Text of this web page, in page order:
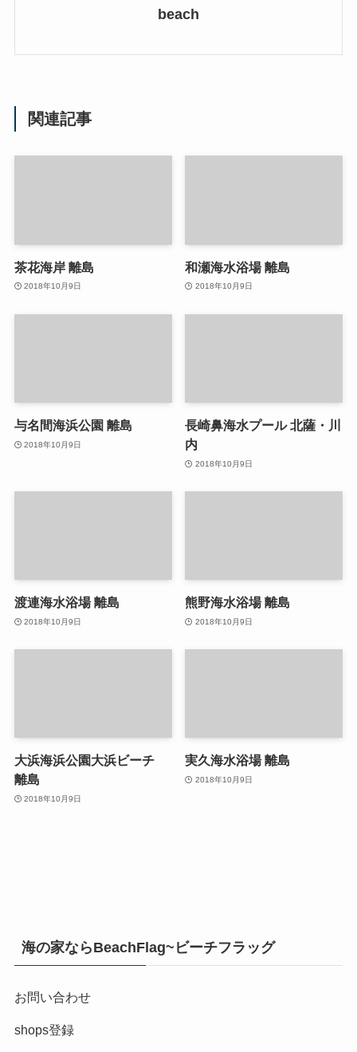
beach
関連記事
茶花海岸 離島
2018年10月9日
和瀬海水浴場 離島
2018年10月9日
与名間海浜公園 離島
2018年10月9日
長崎鼻海水プール 北薩・川
内
2018年10月9日
渡連海水浴場 離島
2018年10月9日
熊野海水浴場 離島
2018年10月9日
大浜海浜公園大浜ビーチ
離島
2018年10月9日
実久海水浴場 離島
2018年10月9日
海の家ならBeachFlag~ビーチフラッグ
お問い合わせ
shops登録